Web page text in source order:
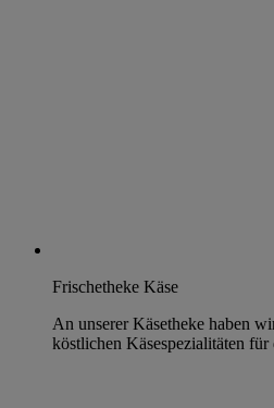
Frischetheke Käse
An unserer Käsetheke haben
köstlichen Käsespezialitäten für